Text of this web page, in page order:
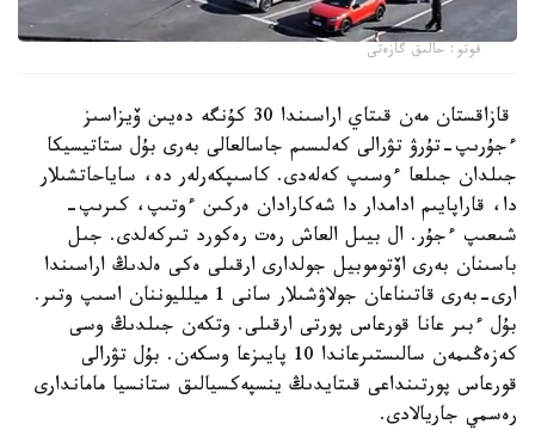
فوتو: حالىق گازەتى
قازاقستان مەن قىتاي اراسىندا 30 كۇنگە دەيىن ۆيزاسىز
ءجۇرىپ-تۇرۋ تۋرالى كەلىسىم جاسالعالى بەرى بۇل ستاتيسيكا
جىلدان جىلعا ءوسىپ كەلەدى. كاسىپكەرلەر دە، ساياحاتشىلار
دا، قاراپايىم ادامدار دا شەكارادان ەركىن ءوتىپ، كىرىپ-
شىعىپ ءجۇر. ال بيىل العاش رەت رەكورد تىركەلدى. جىل
باسىنان بەرى اۆتوموبيل جولدارى ارقىلى ەكى ەلدىڭ اراسىندا
ارى-بەرى قاتىناعان جولاۋشىلار سانى 1 ميلليوننان اسىپ وتىر.
بۇل ءبىر عانا قورعاس پورتى ارقىلى. وتكەن جىلدىڭ وسى
كەزەڭىمەن سالىستىرعاندا 10 پايىزعا وسكەن. بۇل تۋرالى
قورعاس پورتىنداعى قىتايدىڭ ينسپەكسيالىق ستانسيا ماماندارى
رەسمي جاريالادى.